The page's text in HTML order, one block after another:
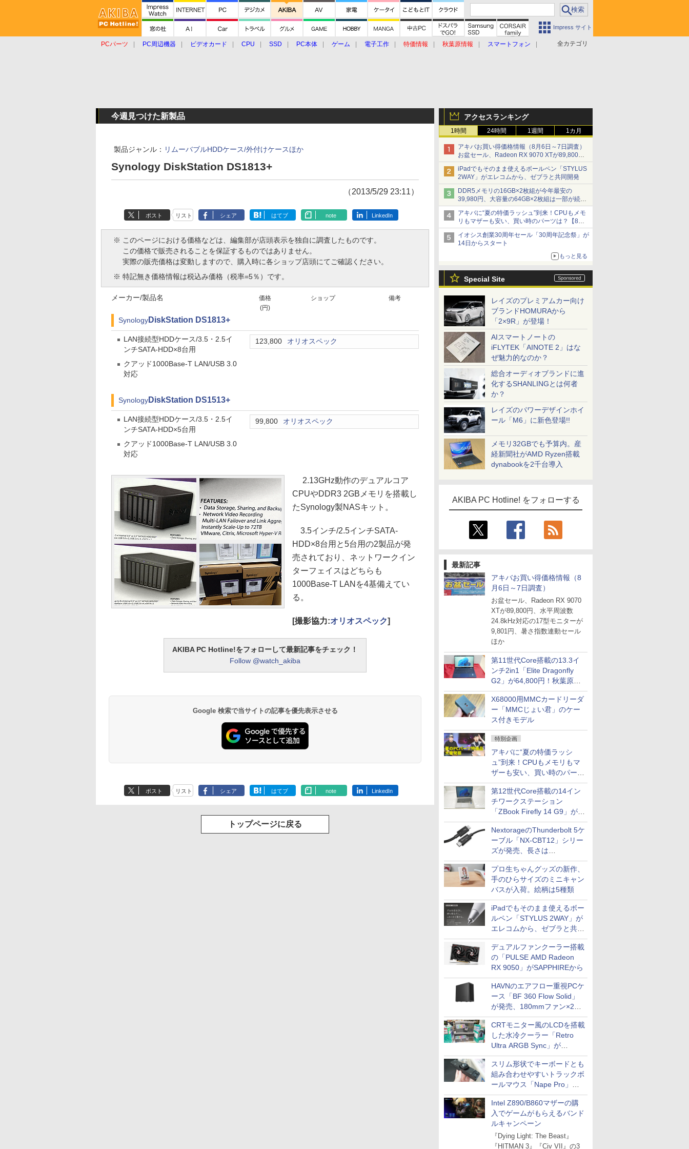
Impress サイト
全カテゴリ
PCパーツ PC周辺機器 ビデオカード CPU SSD PC本体 ゲーム 電子工作 特価情報 秋葉原情報
スマートフォン
アクセスランキング
1時間 24時間 1週間 1カ月
アキバお買い得価格情報（8月6日～7日調査）
お盆セール、Radeon RX 9070 XTが89,800
円、水平周波数24.8kHz対応の17型モニターが
9,801円、暑さ指数連動セール ほか
iPadでもそのまま使えるボールペン「STYLUS
2WAY」がエレコムから、ゼブラと共同開発
DDR5メモリの16GB×2枚組が今年最安の
39,980円、大容量の64GB×2枚組は一部が続騰
[8月前半のメモリ価格]
アキバに“夏の特価ラッシュ”到来！CPUもメモ
リもマザーも安い、買い時のパーツは？【8月7
日(金)22時配信】
イオシス創業30周年セール「30周年記念祭」が
14日からスタート
もっと見る
Special Site
レイズのプレミアムカー向け
ブランドHOMURAから
「2×9R」が登場！
AIスマートノートの
iFLYTEK「AINOTE 2」はな
ぜ魅力的なのか？
総合オーディオブランドに進
化するSHANLINGとは何者
か？
レイズのパワーデザインホイ
ール「M6」に新色登場!!
メモリ32GBでも予算内。産
経新聞社がAMD Ryzen搭載
dynabookを2千台導入
AKIBA PC Hotline! をフォローする
最新記事
アキバお買い得価格情報（8
月6日～7日調査）
お盆セール、Radeon RX 9070
XTが89,800円、水平周波数
24.8kHz対応の17型モニターが
9,801円、暑さ指数連動セール
ほか
第11世代Core搭載の13.3イ
ンチ2in1「Elite Dragonfly
G2」が64,800円！秋葉原で
中古PCセール
X68000用MMCカードリーダ
ー「MMCじょい君」のケー
ス付きモデル
特別企画
アキバに“夏の特価ラッシ
ュ”到来！CPUもメモリもマ
ザーも安い、買い時のパーツ
は？【8月7日(金)22時配信】
第12世代Core搭載の14イン
チワークステーション
「ZBook Firefly 14 G9」が
79,800円！秋葉原で中古PC
セール
NextorageのThunderbolt 5ケ
ーブル「NX-CBT12」シリー
ズが発売、長さは
30cm/50cm/1mの3種類
プロ生ちゃんグッズの新作、
手のひらサイズのミニキャン
バスが入荷。絵柄は5種類
iPadでもそのまま使えるボー
ルペン「STYLUS 2WAY」が
エレコムから、ゼブラと共同
開発
デュアルファンクーラー搭載
の「PULSE AMD Radeon
RX 9050」がSAPPHIREから
HAVNのエアフロー重視PCケ
ース「BF 360 Flow Solid」
が発売、180mmファン×2搭
載
CRTモニター風のLCDを搭載
した水冷クーラー「Retro
Ultra ARGB Sync」が
Thermaltakeから
スリム形状でキーボードとも
組み合わせやすいトラックボ
ールマウス「Nape Pro」が
Keychronから
Intel Z890/B860マザーの購
入でゲームがもらえるバンド
ルキャンペーン
『Dying Light: The Beast』
『HITMAN 3』『Civ VII』の3
今週見つけた新製品
製品ジャンル： リムーバブルHDDケース/外付けケースほか
Synology DiskStation DS1813+
（2013/5/29 23:11）
ポスト リスト シェア はてブ note LinkedIn
※ このページにおける価格などは、編集部が店頭表示を独自に調査したものです。
この価格で販売されることを保証するものではありません。
実際の販売価格は変動しますので、購入時に各ショップ店頭にてご確認ください。
※ 特記無き価格情報は税込み価格（税率=5％）です。
価格
(円)
ショップ 備考
メーカー/製品名
Synology DiskStation DS1813+
LAN接続型HDDケース/3.5・2.5イ
ンチSATA-HDD×8台用
クアッド1000Base-T LAN/USB 3.0
対応
123,800 オリオスペック
Synology DiskStation DS1513+
LAN接続型HDDケース/3.5・2.5イ
ンチSATA-HDD×5台用
クアッド1000Base-T LAN/USB 3.0
対応
99,800 オリオスペック
2.13GHz動作のデュアルコア
CPUやDDR3 2GBメモリを搭載し
たSynology製NASキット。
3.5インチ/2.5インチSATA-
HDD×8台用と5台用の2製品が発
売されており、ネットワークイン
ターフェイスはどちらも
1000Base-T LANを4基備えてい
る。
[撮影協力:オリオスペック]
AKIBA PC Hotline!をフォローして最新記事をチェック！
Follow @watch_akiba
Google 検索で当サイトの記事を優先表示させる
ポスト リスト シェア はてブ note LinkedIn
トップページに戻る